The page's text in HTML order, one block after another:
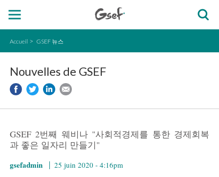
Accueil GSEF 뉴스
Nouvelles de GSEF
GSEF 2번째 웨비나 "사회적경제를 통한 경제회복
과 좋은 일자리 만들기"
gsefadmin 25 juin 2020 - 4:16pm